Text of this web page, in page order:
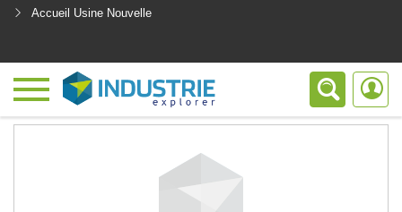
Accueil Usine Nouvelle